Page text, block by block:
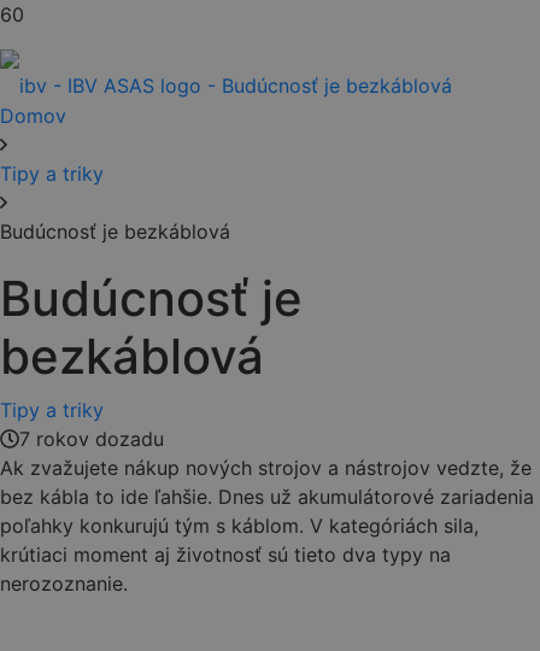
Domov
Tipy a triky
Budúcnosť je bezkáblová
Budúcnosť je
bezkáblová
Tipy a triky
7 rokov dozadu
Ak zvažujete nákup nových strojov a nástrojov vedzte, že
bez kábla to ide ľahšie. Dnes už akumulátorové zariadenia
poľahky konkurujú tým s káblom. V kategóriách sila,
krútiaci moment aj životnosť sú tieto dva typy na
nerozoznanie.